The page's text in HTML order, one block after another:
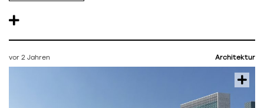
vor 2 Jahren Architektur